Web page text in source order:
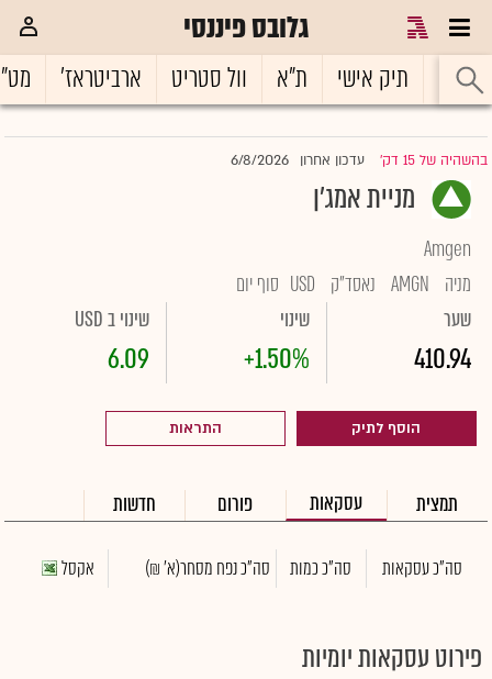
גלובס פיננסי
ראשי תיק אישי ת"א וול סטריט ארביטראז'
בהשהיה של 15 דק' |עדכון אחרון 6/8/2026
מניית אמג'ן
Amgen
מניה
AMGN נאסד"ק USD סוף יום
שער
410.94
שינוי
+1.50%
שינוי ב USD
6.09
הוסף לתיק התראות
תמצית עסקאות פורום חדשות
סה"כ עסקאות סה"כ כמות סה"כ נפח מסחר(א' ₪) אקסל
פירוט עסקאות יומיות